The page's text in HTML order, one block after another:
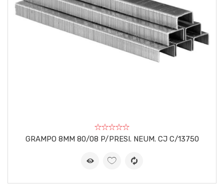
GRAMPO 8MM 80/08 P/PRESI. NEUM. CJ C/13750